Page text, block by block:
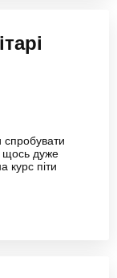
щось дуже
курс піти